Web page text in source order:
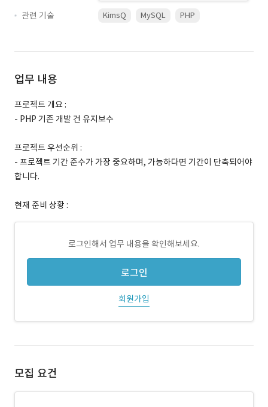
관련 기술
KimsQ MySQL PHP
업무 내용
프로젝트 개요 :
- PHP 기존 개발 건 유지보수
프로젝트 우선순위 :
- 프로젝트 기간 준수가 가장 중요하며, 가능하다면 기간이 단축되어야
합니다.
현재 준비 상황 :
로그인해서 업무 내용을 확인해보세요.
로그인
회원가입
모집 요건